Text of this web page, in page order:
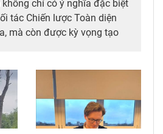
chỉ có ý nghĩa đặc biệt
tác Chiến lược Toàn diện
mà còn được kỳ vọng tạo